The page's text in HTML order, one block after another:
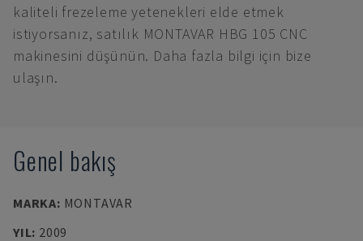
kaliteli frezeleme yetenekleri elde etmek
istiyorsanız, satılık MONTAVAR HBG 105 CNC
makinesini düşünün. Daha fazla bilgi için bize
ulaşın.
Genel bakış
MARKA: MONTAVAR
YIL: 2009